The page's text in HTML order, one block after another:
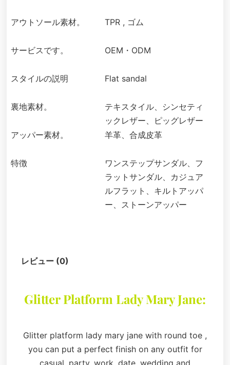
アウトソール素材。 TPR , ゴム
サービスです。 OEM・ODM
スタイルの説明 Flat sandal
裏地素材。
テキスタイル、シンセティ
ックレザー、ピッグレザー
アッパー素材。
羊革、合成皮革
特徴
ワンステップサンダル、フ
ラットサンダル、カジュア
ルフラット、キルトアッパ
ー、ストーンアッパー
レビュー (0)
Glitter Platform Lady Mary Jane:
Glitter platform lady mary jane with round toe ,
you can put a perfect finish on any outfit for